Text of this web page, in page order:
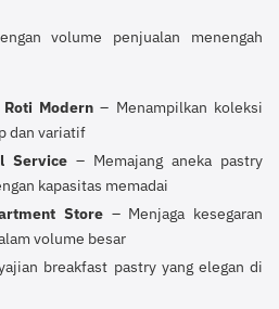
volume penjualan menengah
Modern – Menampilkan koleksi
dan variatif
Service – Memajang aneka pastry
kapasitas memadai
Store– Menjaga kesegaran
volume besar
breakfast pastry yang elegan di